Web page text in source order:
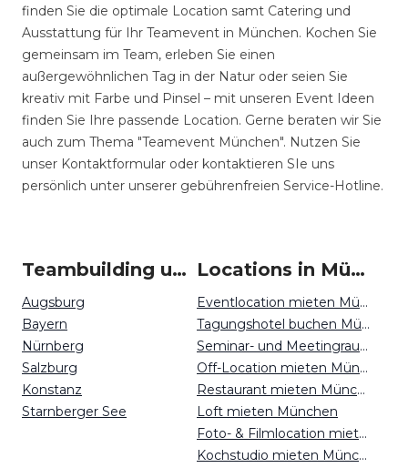
finden Sie die optimale Location samt Catering und
Ausstattung für Ihr Teamevent in München. Kochen Sie
gemeinsam im Team, erleben Sie einen
außergewöhnlichen Tag in der Natur oder seien Sie
kreativ mit Farbe und Pinsel – mit unseren Event Ideen
finden Sie Ihre passende Location. Gerne beraten wir Sie
auch zum Thema "Teamevent München". Nutzen Sie
unser Kontaktformular oder kontaktieren SIe uns
persönlich unter unserer gebührenfreien Service-Hotline.
Teambuilding um München
Augsburg
Bayern
Nürnberg
Salzburg
Konstanz
Starnberger See
Locations in München mieten
Eventlocation mieten München
Tagungshotel buchen München
Seminar- und Meetingraum mieten München
Off-Location mieten München
Restaurant mieten München
Loft mieten München
Foto- & Filmlocation mieten München
Kochstudio mieten München